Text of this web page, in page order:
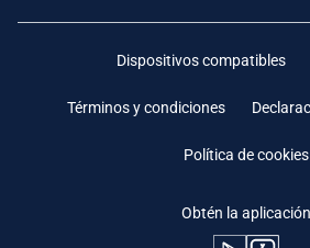
Dispositivos compatibles
Términos y condiciones
Política de cookies
Obtén la aplicación